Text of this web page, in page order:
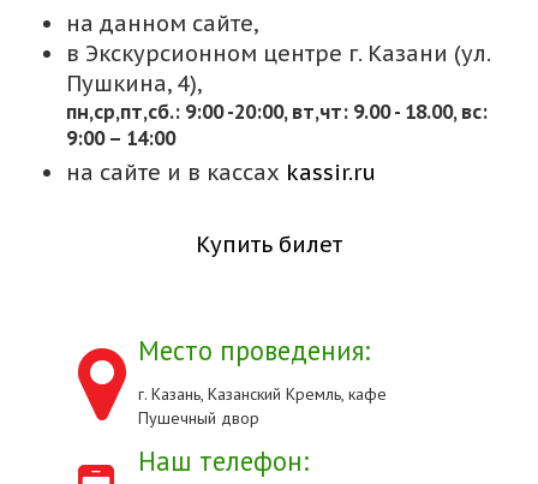
на данном сайте,
в Экскурсионном центре г. Казани (ул.
Пушкина, 4),
пн,cр,пт,сб.: 9:00 -20:00, вт,чт: 9.00 - 18.00, вс:
9:00 – 14:00
на сайте и в кассах kassir.ru
Купить билет
Место проведения:
г. Казань, Казанский Кремль, кафе
Пушечный двор
Наш телефон: